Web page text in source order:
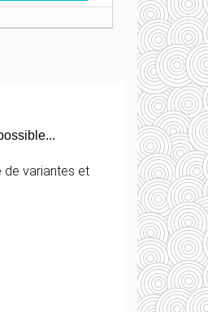
de variantes et